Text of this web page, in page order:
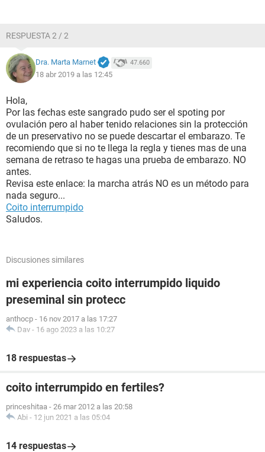
RESPUESTA 2 / 2
Dra. Marta Marnet 47.660
18 abr 2019 a las 12:45
Hola,
Por las fechas este sangrado pudo ser el spoting por
ovulación pero al haber tenido relaciones sin la protección
de un preservativo no se puede descartar el embarazo. Te
recomiendo que si no te llega la regla y tienes mas de una
semana de retraso te hagas una prueba de embarazo. NO
antes.
Revisa este enlace: la marcha atrás NO es un método para
nada seguro...
Coito interrumpido
Saludos.
Discusiones similares
mi experiencia coito interrumpido liquido
preseminal sin protecc
anthocp - 16 nov 2017 a las 17:27
Dav - 16 ago 2023 a las 10:27
18 respuestas
coito interrumpido en fertiles?
princeshitaa - 26 mar 2012 a las 20:58
Abi - 12 jun 2021 a las 05:04
14 respuestas